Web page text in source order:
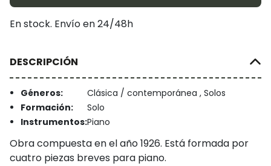
En stock. Envío en 24/48h
DESCRIPCIÓN
Géneros:
Clásica / contemporánea , Solos
Formación:
Solo
Instrumentos:Piano
Obra compuesta en el año 1926. Está formada por
cuatro piezas breves para piano.